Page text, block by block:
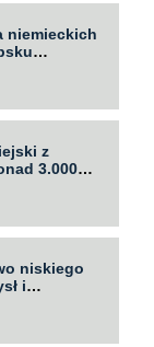
niemieckich
z
3.000
niskiego
i
suszy